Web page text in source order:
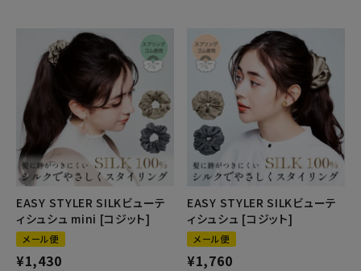
EASY STYLER SILKビューテ
ィシュシュ mini [コジット]
メール便
¥1,430
EASY STYLER SILKビューテ
ィシュシュ [コジット]
メール便
¥1,760